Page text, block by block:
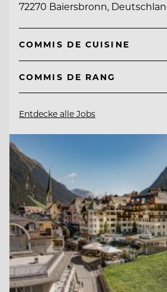
72270 Baiersbronn,
COMMIS DE CUISINE
COMMIS DE RANG
Entdecke alle Jobs